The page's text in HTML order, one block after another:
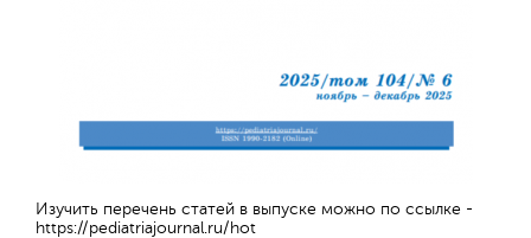
Изучить перечень статей в выпуске можно по ссылке -
https://pediatriajournal.ru/hot